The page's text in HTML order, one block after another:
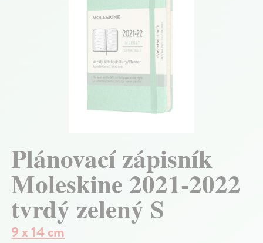
Plánovací zápisník
Moleskine 2021-2022
tvrdý zelený S
9 x 14 cm